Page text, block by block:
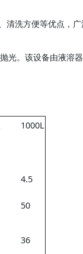
洗方便等优点，
光。该设备由液溶
1000L
4.5
50
36